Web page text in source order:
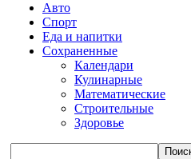
Авто
Спорт
Еда и напитки
Сохраненные
Календари
Кулинарные
Математические
Строительные
Здоровье